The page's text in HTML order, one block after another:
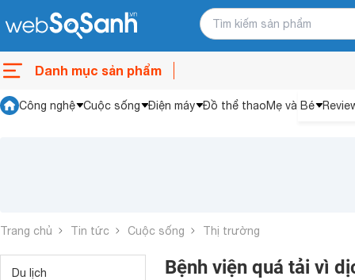
Danh mục sản phẩm
Công nghệ Cuộc sống Điện máy Đồ thể thaoMẹ và Bé
Trang chủ Tin tức Cuộc sống Thị trường
Du lịch
Bệnh viện quá tải vì